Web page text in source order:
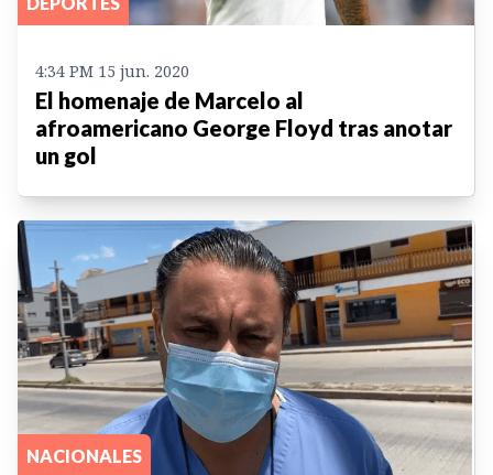
4:34 PM 15 jun. 2020
El homenaje de Marcelo al
afroamericano George Floyd tras anotar
un gol
NACIONALES